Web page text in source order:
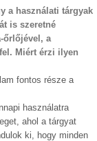
a használati tárgyak
is szeretné
őrlőjével, a
Miért érzi ilyen
fontos része a
használatra
ahol a tárgyat
ki, hogy minden